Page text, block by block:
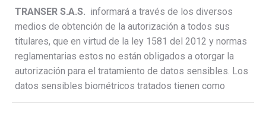
TRANSER S.A.S. informará a través de los diversos
medios de obtención de la autorización a todos sus
titulares, que en virtud de la ley 1581 del 2012 y normas
reglamentarias estos no están obligados a otorgar la
autorización para el tratamiento de datos sensibles. Los
datos sensibles biométricos tratados tienen como